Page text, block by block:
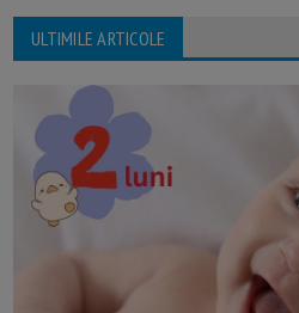
ULTIMILE ARTICOLE